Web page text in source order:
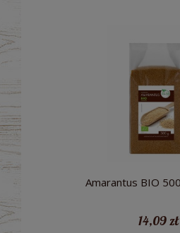
Amarantus BIO
14,09 zł